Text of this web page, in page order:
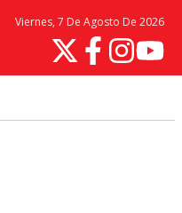
Viernes, 7 De Agosto De 2026